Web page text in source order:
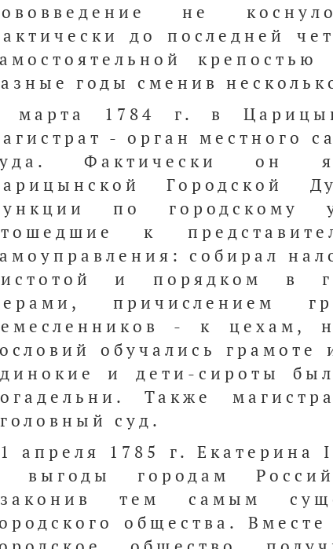
не
до последней
годы сменив
марта 1784 г. в
- орган местного
Фактически он
Городской
по городскому
к
собирал
и порядком в
причислением
- к цехам,
обучались грамоте
и дети-сироты
Также
суд.
апреля 1785 г. Екатерина
выгоды городам
тем самым
общества.